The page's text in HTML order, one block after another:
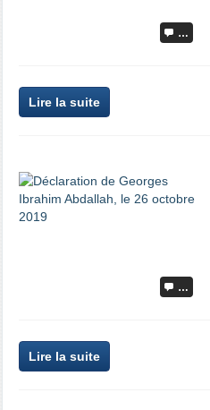
…
Lire la suite
…
Lire la suite